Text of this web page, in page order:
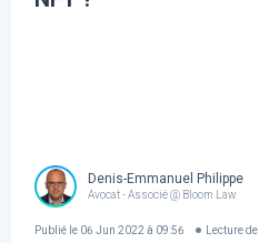
Denis-Emmanuel Philippe
Avocat - Associé @ Bloom Law
Publié le 06 Jun 2022 à 09:56 Lecture de